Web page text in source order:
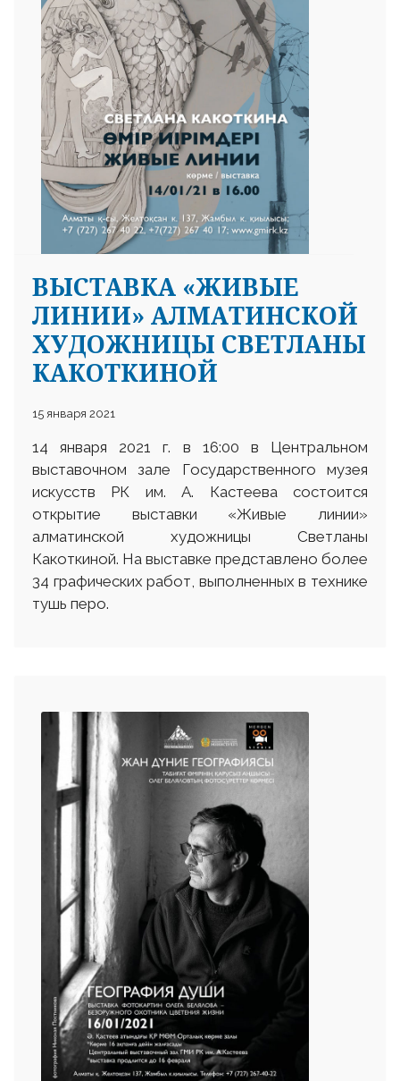
ВЫСТАВКА «ЖИВЫЕ
ЛИНИИ» АЛМАТИНСКОЙ
ХУДОЖНИЦЫ СВЕТЛАНЫ
КАКОТКИНОЙ
15 января 2021
14 января 2021 г. в 16:00 в Центральном
выставочном зале Государственного музея
искусств РК им. А. Кастеева состоится
открытие выставки «Живые линии»
алматинской художницы Светланы
Какоткиной. На выставке представлено более
34 графических работ, выполненных в технике
тушь перо.